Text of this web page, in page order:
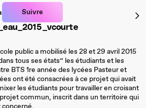
Suivre
public a mobilisé les 28 et 29 avril 2015
tous ses états” les étudiants et les
BTS 1re année des lycées Pasteur et
ont été consacrées à ce projet qui avait
les étudiants pour travailler en croisant
commun, inscrit dans un territoire qui